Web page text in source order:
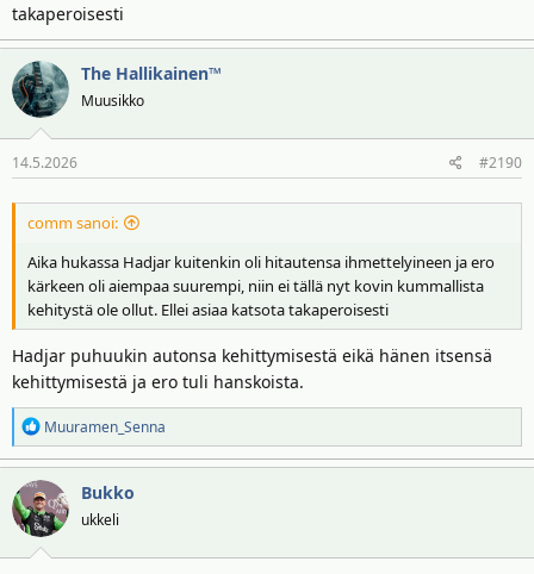
takaperoisesti
The Hallikainen™
Muusikko
14.5.2026 #2190
comm sanoi:
Aika hukassa Hadjar kuitenkin oli hitautensa ihmettelyineen ja ero
kärkeen oli aiempaa suurempi, niin ei tällä nyt kovin kummallista
kehitystä ole ollut. Ellei asiaa katsota takaperoisesti
Hadjar puhuukin autonsa kehittymisestä eikä hänen itsensä
kehittymisestä ja ero tuli hanskoista.
R
e
a
k
t
i
o
Muuramen_Senna
Bukko
ukkeli